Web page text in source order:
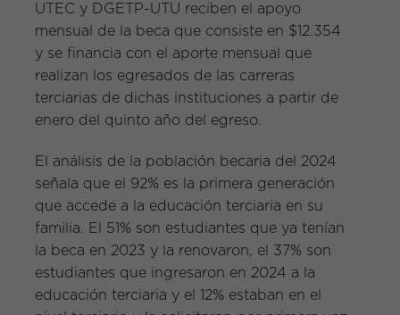
UTEC y DGETP-UTU reciben el apoyo
mensual de la beca que consiste en $12.354
y se financia con el aporte mensual que
realizan los egresados de las carreras
terciarias de dichas instituciones a partir de
enero del quinto año del egreso.
El análisis de la población becaria del 2024
señala que el 92% es la primera generación
que accede a la educación terciaria en su
familia. El 51% son estudiantes que ya tenían
la beca en 2023 y la renovaron, el 37% son
estudiantes que ingresaron en 2024 a la
educación terciaria y el 12% estaban en el